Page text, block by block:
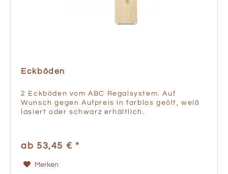
Eckböden
2 Eckböden vom ABC Regalsystem. Auf
Wunsch gegen Aufpreis in farblos geölt, weiß
lasiert oder schwarz erhältlich.
ab 53,45 € *
Merken